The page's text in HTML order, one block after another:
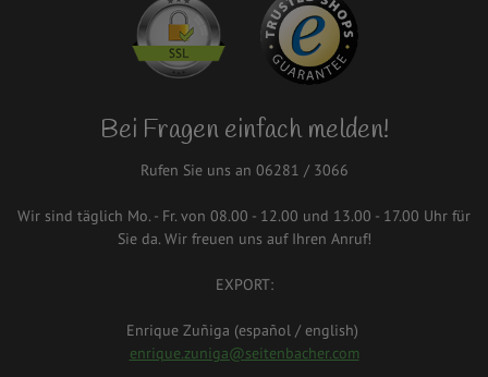
Bei Fragen einfach melden!
Rufen Sie uns an 06281 / 3066
Wir sind täglich Mo. - Fr. von 08.00 - 12.00 und 13.00 - 17.00 Uhr für
Sie da. Wir freuen uns auf Ihren Anruf!
EXPORT:
Enrique Zuñiga (español / english)
enrique.zuniga@seitenbacher.com